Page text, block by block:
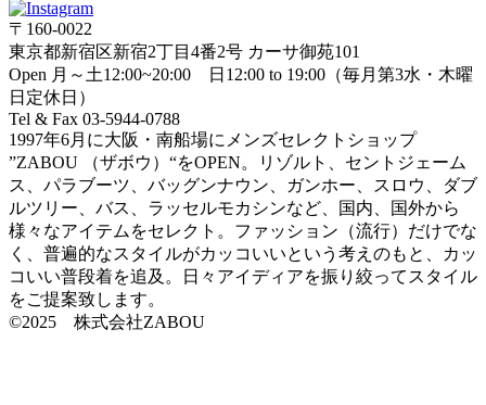
〒160-0022
東京都新宿区新宿2丁目4番2号 カーサ御苑101
Open 月～土12:00~20:00 日12:00 to 19:00（毎月第3水・木曜
日定休日）
Tel & Fax 03-5944-0788
1997年6月に大阪・南船場にメンズセレクトショップ
”ZABOU （ザボウ）“をOPEN。リゾルト、セントジェーム
ス、パラブーツ、バッグンナウン、ガンホー、スロウ、ダブ
ルツリー、バス、ラッセルモカシンなど、国内、国外から
様々なアイテムをセレクト。ファッション（流行）だけでな
く、普遍的なスタイルがカッコいいという考えのもと、カッ
コいい普段着を追及。日々アイディアを振り絞ってスタイル
をご提案致します。
©2025 株式会社ZABOU